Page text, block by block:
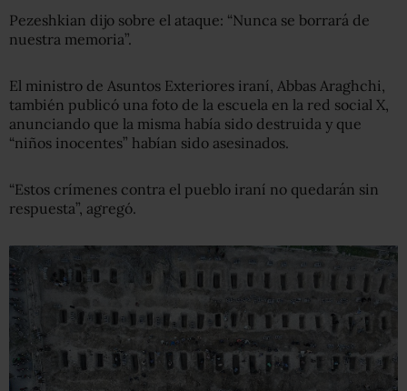
Pezeshkian dijo sobre el ataque: “Nunca se borrará de
nuestra memoria”.
El ministro de Asuntos Exteriores iraní, Abbas Araghchi,
también publicó una foto de la escuela en la red social X,
anunciando que la misma había sido destruida y que
“niños inocentes” habían sido asesinados.
“Estos crímenes contra el pueblo iraní no quedarán sin
respuesta”, agregó.